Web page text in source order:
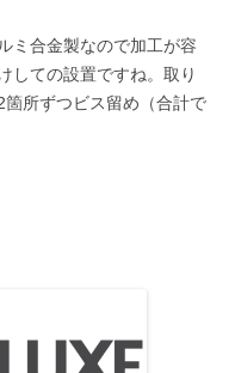
ミ合金製なので加工が容
しての設置ですね。取り
所ずつビス留め（合計で